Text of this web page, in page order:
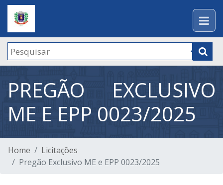
PREGÃO EXCLUSIVO
ME E EPP 0023/2025
Home
Licitações
Pregão Exclusivo ME e EPP 0023/2025